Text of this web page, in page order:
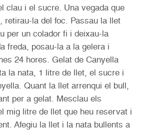
clau i el sucre. Una vegada que
retirau-la del foc. Passau la llet
per un colador fi i deixau-la
freda, posau-la a la gelera i
24 hores. Gelat de Canyella
la nata, 1 litre de llet, el sucre i
Quant la llet arrenqui el bull,
per a gelat. Mesclau els
mig litre de llet que heu reservat i
Afegiu la llet i la nata bullents a